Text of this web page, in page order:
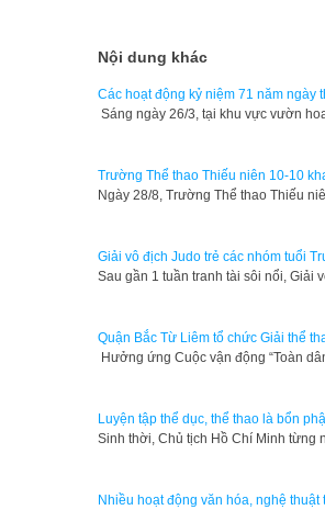
Nội dung khác
Các hoạt động kỷ niệm 71 năm ngày
Sáng ngày 26/3, tại khu vực vườn
Trường Thể thao Thiếu niên 10-10
Ngày 28/8, Trường Thể thao Thiếu
Giải vô địch Judo trẻ các nhóm tuổi
Sau gần 1 tuần tranh tài sôi nổi, Giải
Quận Bắc Từ Liêm tổ chức Giải thể
Hưởng ứng Cuộc vận động “Toàn
Luyện tập thể dục, thể thao là bổn
Sinh thời, Chủ tịch Hồ Chí Minh từng
Nhiều hoạt động văn hóa, nghệ